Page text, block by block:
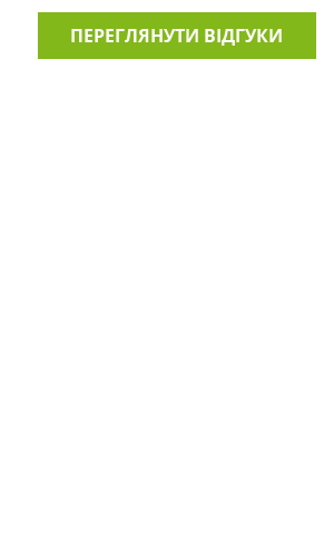
ПЕРЕГЛЯНУТИ ВІДГУКИ